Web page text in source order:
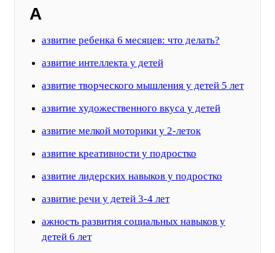
А
азвитие ребенка 6 месяцев: что делать?
азвитие интеллекта у детей
азвитие творческого мышления у детей 5 лет
азвитие художественного вкуса у детей
азвитие мелкой моторики у 2-леток
азвитие креативности у подростко
азвитие лидерских навыков у подростко
азвитие речи у детей 3-4 лет
ажность развития социальных навыков у
детей 6 лет